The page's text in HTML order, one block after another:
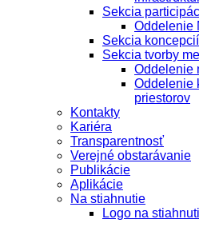
Sekcia
Oddelenie
Sekcia
Sekcia tvorby
Oddelenie
Oddelenie
priestorov
Kontakty
Kariéra
Transparentnosť
Verejné obstarávanie
Publikácie
Aplikácie
Na stiahnutie
Logo na